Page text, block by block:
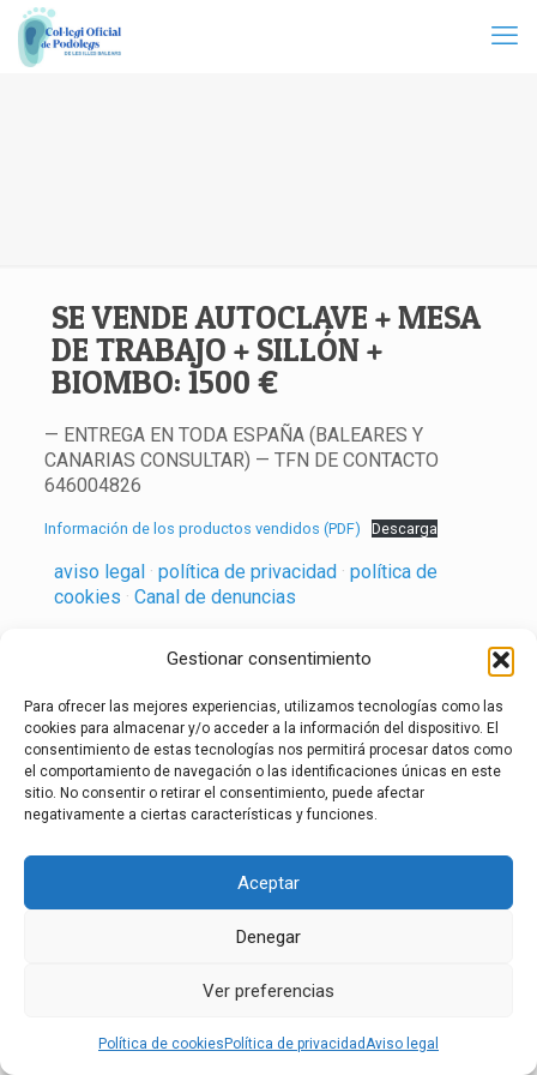
Gestionar consentimiento
Para ofrecer las mejores experiencias, utilizamos tecnologías como las
cookies para almacenar y/o acceder a la información del dispositivo. El
consentimiento de estas tecnologías nos permitirá procesar datos como
el comportamiento de navegación o las identificaciones únicas en este
sitio. No consentir o retirar el consentimiento, puede afectar
negativamente a ciertas características y funciones.
Aceptar
Denegar
Ver preferencias
Política de cookies Política de privacidadAviso legal
SE VENDE AUTOCLAVE + MESA
DE TRABAJO + SILLÓN +
BIOMBO: 1500 €
— ENTREGA EN TODA ESPAÑA (BALEARES Y
CANARIAS CONSULTAR) — TFN DE CONTACTO
646004826
Información de los productos vendidos (PDF) Descarga
aviso legal · política de privacidad · política de
cookies · Canal de denuncias